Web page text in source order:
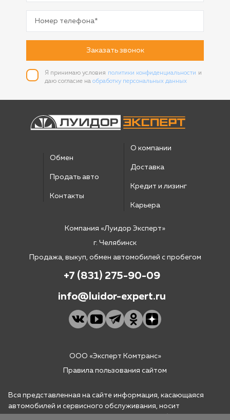
Заказать звонок
Я принимаю условия политики конфиденциальности и
даю согласие на обработку персональных данных
Обмен
Продать авто
Контакты
О компании
Доставка
Кредит и лизинг
Карьера
Компания «Луидор Эксперт»
г. Челябинск
Продажа, выкуп, обмен автомобилей с пробегом
+7 (831) 275-90-09
info@luidor-expert.ru
ООО «Эксперт Комтранс»
Правила пользования сайтом
Вся представленная на сайте информация, касающаяся
автомобилей и сервисного обслуживания, носит